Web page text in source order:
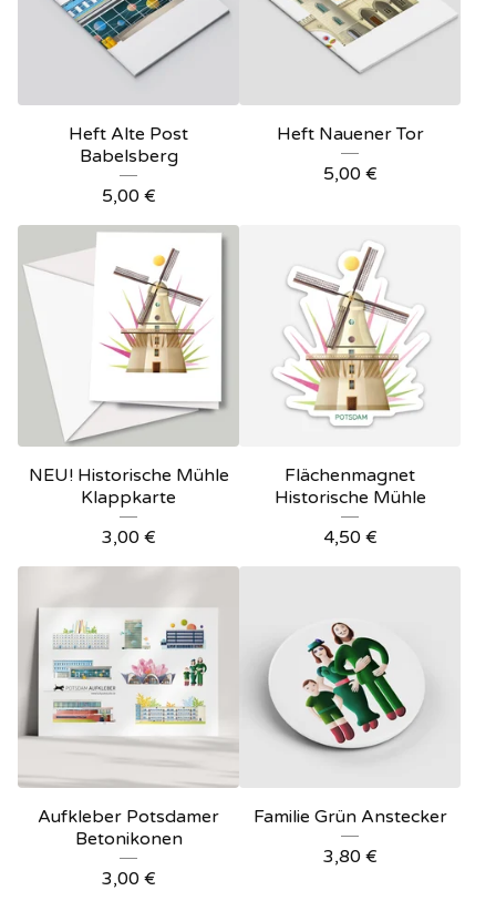
Heft Alte Post
Babelsberg
5,00 €
Heft Nauener Tor
5,00 €
NEU! Historische Mühle
Klappkarte
3,00 €
Flächenmagnet
Historische Mühle
4,50 €
Aufkleber Potsdamer
Betonikonen
3,00 €
Familie Grün Anstecker
3,80 €